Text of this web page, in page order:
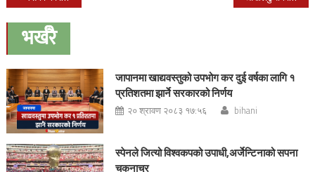
navigation
भर्खरै
जापानमा खाद्यवस्तुको उपभोग कर दुई वर्षका लागि १
प्रतिशतमा झार्ने सरकारको निर्णय
२० श्रावण २०८३ १७:५६ bihani
स्पेनले जित्यो विश्वकपको उपाधी,अर्जेन्टिनाको सपना
चकनाचुर